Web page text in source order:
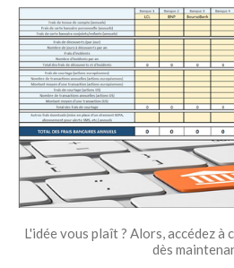
L'idée vous plaît ? Alors, accédez
dès